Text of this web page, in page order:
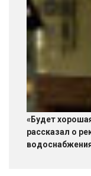
«Будет
рассказал о